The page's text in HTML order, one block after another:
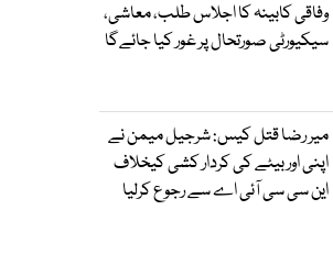
وفاقی کابینہ کا اجلاس طلب، معاشی،
سیکیورٹی صورتحال پر غور کیا جائےگا
میر رضا قتل کیس: شرجیل میمن نے
اپنی اور بیٹے کی کردار کشی کیخلاف
این سی سی آئی اے سے رجوع کرلیا